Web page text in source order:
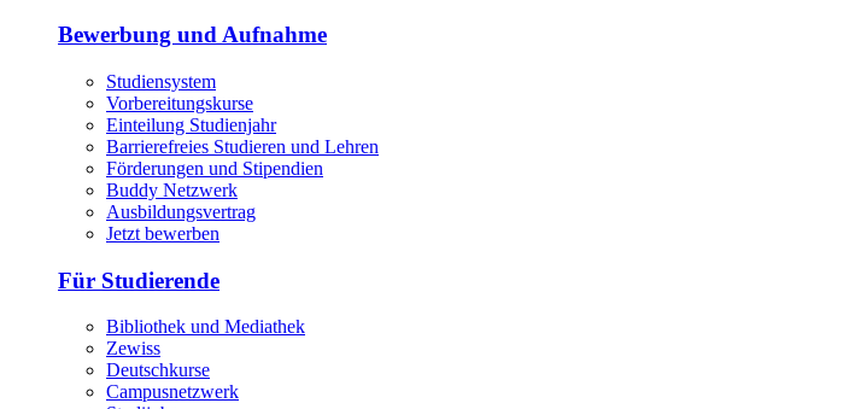
Bewerbung und Aufnahme
Studiensystem
Vorbereitungskurse
Einteilung Studienjahr
Barrierefreies Studieren und Lehren
Förderungen und Stipendien
Buddy Netzwerk
Ausbildungsvertrag
Jetzt bewerben
Für Studierende
Bibliothek und Mediathek
Zewiss
Deutschkurse
Campusnetzwerk